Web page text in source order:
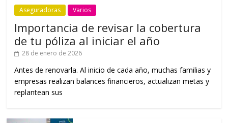
Aseguradoras Varios
Importancia de revisar la cobertura
de tu póliza al iniciar el año
28 de enero de 2026
Antes de renovarla. Al inicio de cada año, muchas familias y
empresas realizan balances financieros, actualizan metas y
replantean sus